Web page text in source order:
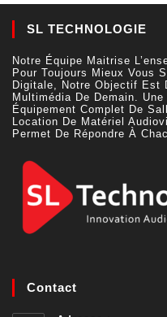
SL TECHNOLOGIE
Notre Équipe Maitrise
Pour Toujours Mieux Vous
Digitale, Notre Objectif Est
Multimédia De Demain.
Équipement Complet De
Location De Matériel
Permet De Répondre À
Contact